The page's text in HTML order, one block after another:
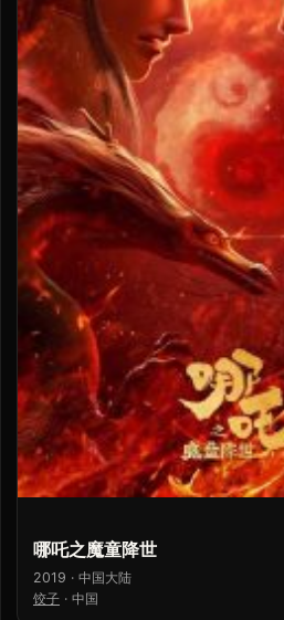
哪吒之魔童降世
2019 · 中国大陆
饺子 · 中国